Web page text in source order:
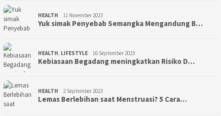
HEALTH 11 November 2023
Yuk simak Penyebab Semangka Mengandung B…
HEALTH, LIFESTYLE 16 September 2023
Kebiasaan Begadang meningkatkan Risiko D…
HEALTH 2 September 2023
Lemas Berlebihan saat Menstruasi? 5 Cara…